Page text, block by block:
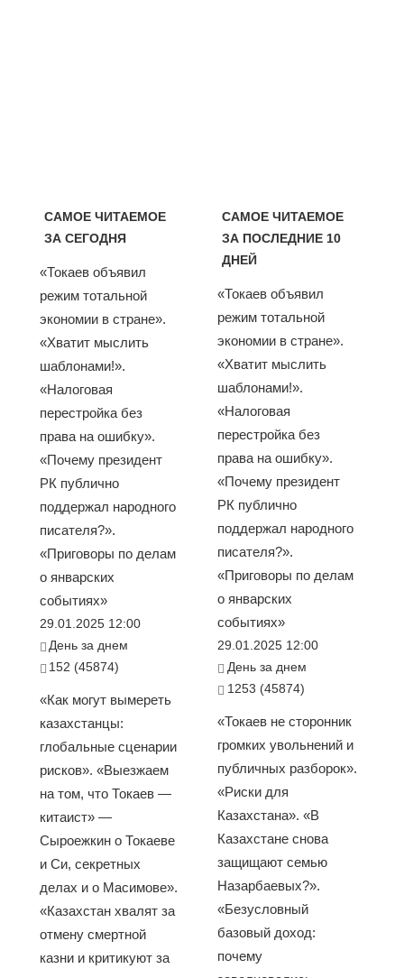
САМОЕ ЧИТАЕМОЕ
ЗА СЕГОДНЯ
«Токаев объявил
режим тотальной
экономии в стране».
«Хватит мыслить
шаблонами!».
«Налоговая
перестройка без
права на ошибку».
«Почему президент
РК публично
поддержал народного
писателя?».
«Приговоры по делам
о январских
событиях»
29.01.2025 12:00
День за днем
152 (45874)
«Как могут вымереть
казахстанцы:
глобальные сценарии
рисков». «Выезжаем
на том, что Токаев —
китаист» —
Сыроежкин о Токаеве
и Си, секретных
делах и о Масимове».
«Казахстан хвалят за
отмену смертной
казни и критикуют за
САМОЕ ЧИТАЕМОЕ
ЗА ПОСЛЕДНИЕ 10
ДНЕЙ
«Токаев объявил
режим тотальной
экономии в стране».
«Хватит мыслить
шаблонами!».
«Налоговая
перестройка без
права на ошибку».
«Почему президент
РК публично
поддержал народного
писателя?».
«Приговоры по делам
о январских
событиях»
29.01.2025 12:00
День за днем
1253 (45874)
«Токаев не сторонник
громких увольнений и
публичных разборок».
«Риски для
Казахстана». «В
Казахстане снова
защищают семью
Назарбаевых?».
«Безусловный
базовый доход:
почему